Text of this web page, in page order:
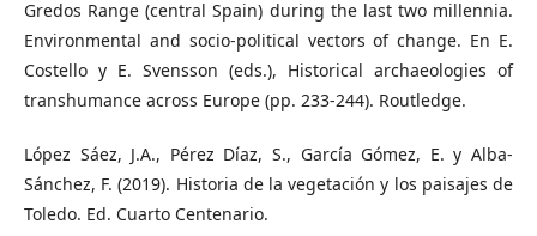
Gredos Range (central Spain) during the last two millennia.
Environmental and socio-political vectors of change. En E.
Costello y E. Svensson (eds.), Historical archaeologies of
transhumance across Europe (pp. 233-244). Routledge.
López Sáez, J.A., Pérez Díaz, S., García Gómez, E. y Alba-
Sánchez, F. (2019). Historia de la vegetación y los paisajes de
Toledo. Ed. Cuarto Centenario.